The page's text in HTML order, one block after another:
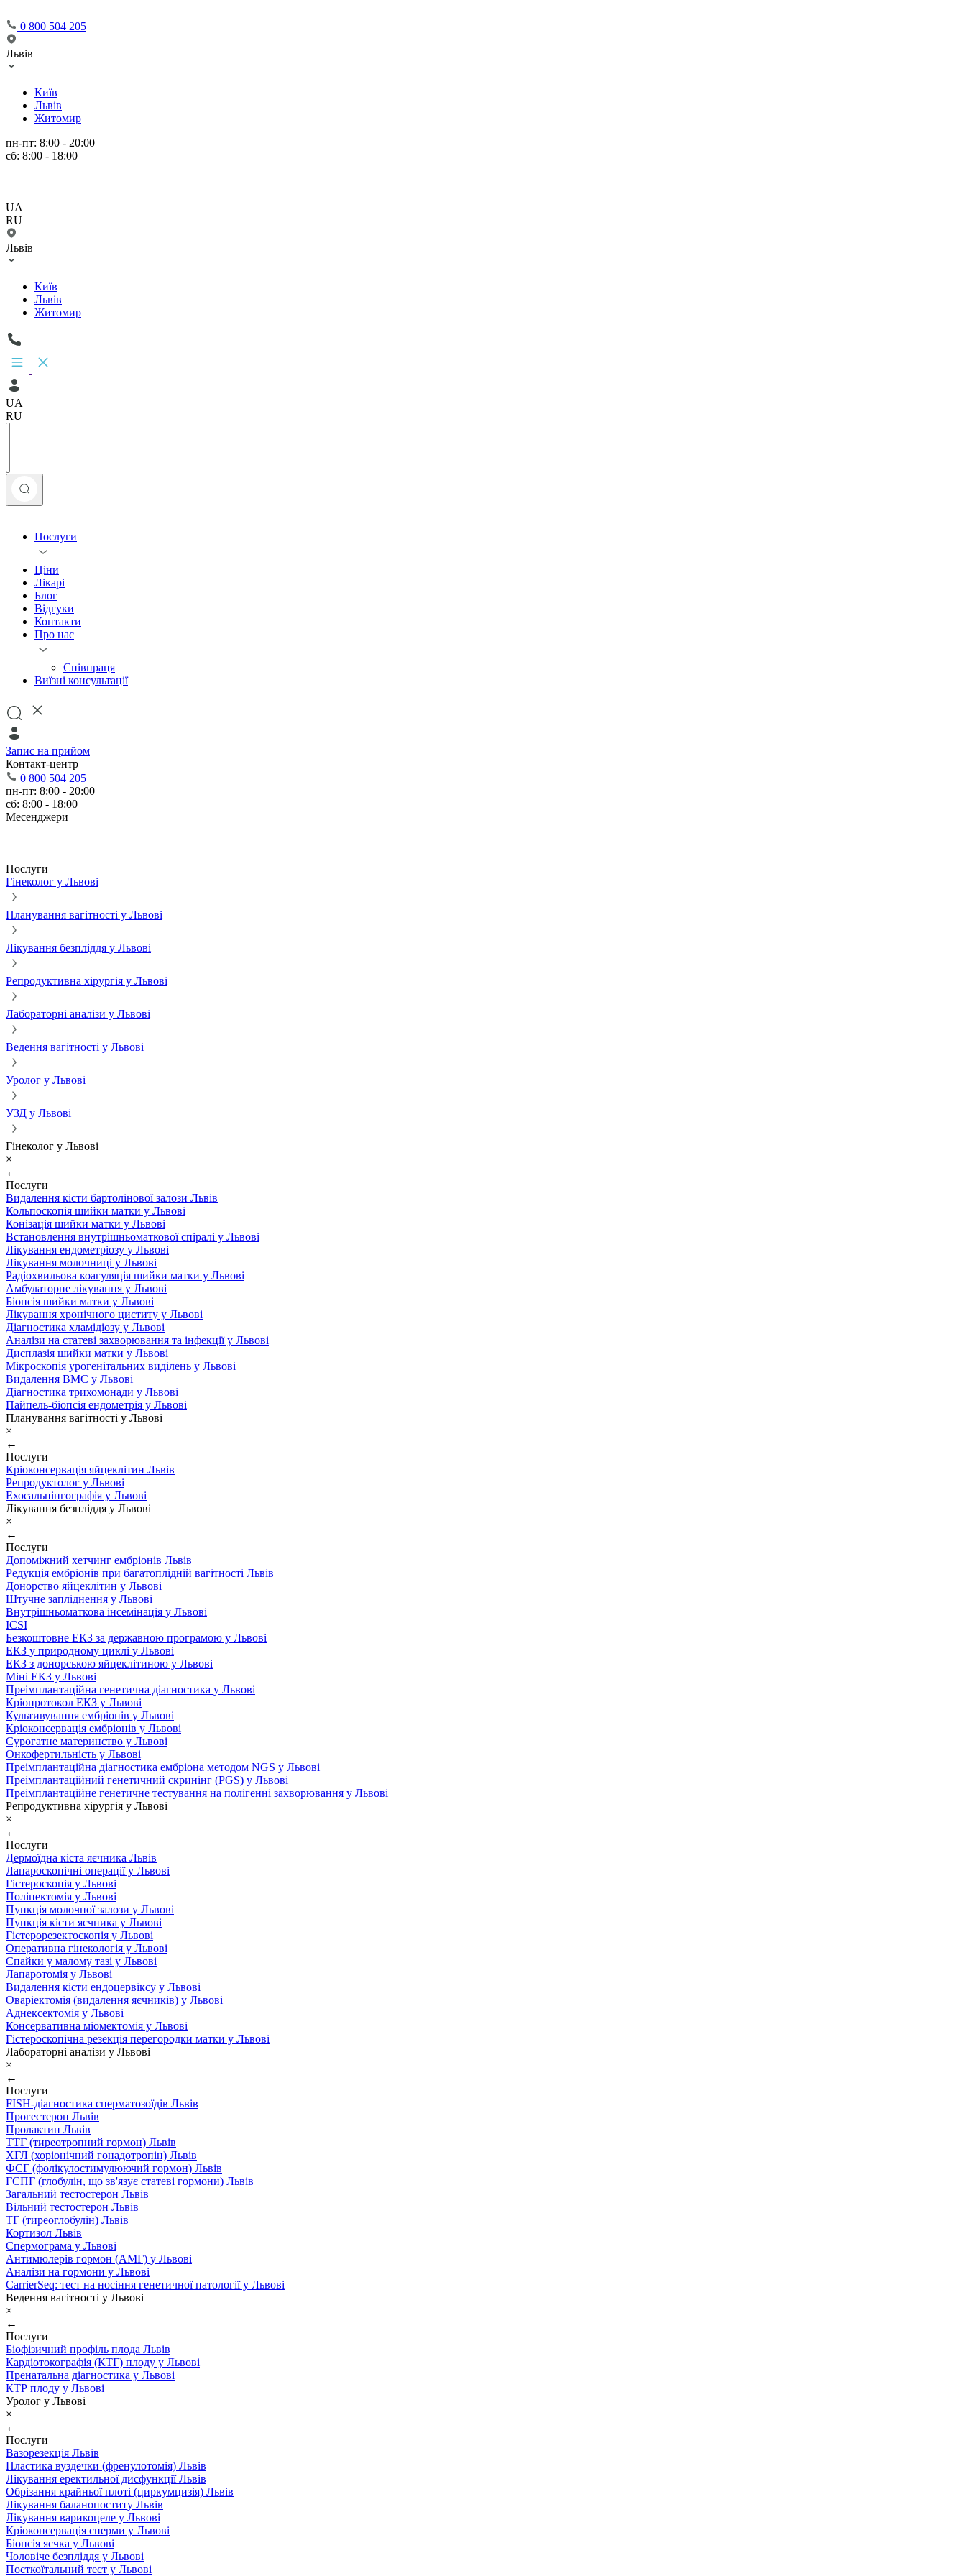
0 800 504 205
Львів
Київ
Львів
Житомир
пн-пт: 8:00 - 20:00
сб: 8:00 - 18:00
UA
RU
Львів
Київ
Львів
Житомир
UA
RU
Послуги
Ціни
Лікарі
Блог
Відгуки
Контакти
Про нас
Співпраця
Виїзні консультації
Запис на прийом
Контакт-центр
0 800 504 205
пн-пт: 8:00 - 20:00
сб: 8:00 - 18:00
Месенджери
Послуги
Гінеколог у Львові
Планування вагітності у Львові
Лікування безпліддя у Львові
Репродуктивна хірургія у Львові
Лабораторні аналізи у Львові
Ведення вагітності у Львові
Уролог у Львові
УЗД у Львові
Гінеколог у Львові
×
←
Послуги
Видалення кісти бартолінової залози Львів
Кольпоскопія шийки матки у Львові
Конізація шийки матки у Львові
Встановлення внутрішньоматкової спіралі у Львові
Лікування ендометріозу у Львові
Лікування молочниці у Львові
Радіохвильова коагуляція шийки матки у Львові
Амбулаторне лікування у Львові
Біопсія шийки матки у Львові
Лікування хронічного циститу у Львові
Діагностика хламідіозу у Львові
Аналізи на статеві захворювання та інфекції у Львові
Дисплазія шийки матки у Львові
Мікроскопія урогенітальних виділень у Львові
Видалення ВМС у Львові
Діагностика трихомонади у Львові
Пайпель-біопсія ендометрія у Львові
Планування вагітності у Львові
×
←
Послуги
Кріоконсервація яйцеклітин Львів
Репродуктолог у Львові
Ехосальпінгографія у Львові
Лікування безпліддя у Львові
×
←
Послуги
Допоміжний хетчинг ембріонів Львів
Редукція ембріонів при багатоплідній вагітності Львів
Донорство яйцеклітин у Львові
Штучне запліднення у Львові
Внутрішньоматкова інсемінація у Львові
ICSI
Безкоштовне ЕКЗ за державною програмою у Львові
ЕКЗ у природному циклі у Львові
ЕКЗ з донорською яйцеклітиною у Львові
Міні ЕКЗ у Львові
Преімплантаційна генетична діагностика у Львові
Кріопротокол ЕКЗ у Львові
Культивування ембріонів у Львові
Кріоконсервація ембріонів у Львові
Сурогатне материнство у Львові
Онкофертильність у Львові
Преімплантаційна діагностика ембріона методом NGS у Львові
Преімплантаційний генетичний скринінг (PGS) у Львові
Преімплантаційне генетичне тестування на полігенні захворювання у Львові
Репродуктивна хірургія у Львові
×
←
Послуги
Дермоїдна кіста яєчника Львів
Лапароскопічні операції у Львові
Гістероскопія у Львові
Поліпектомія у Львові
Пункція молочної залози у Львові
Пункція кісти яєчника у Львові
Гістерорезектоскопія у Львові
Оперативна гінекологія у Львові
Спайки у малому тазі у Львові
Лапаротомія у Львові
Видалення кісти ендоцервіксу у Львові
Оваріектомія (видалення яєчників) у Львові
Аднексектомія у Львові
Консервативна міомектомія у Львові
Гістероскопічна резекція перегородки матки у Львові
Лабораторні аналізи у Львові
×
←
Послуги
FISH-діагностика сперматозоїдів Львів
Прогестерон Львів
Пролактин Львів
ТТГ (тиреотропний гормон) Львів
ХГЛ (хоріонічний гонадотропін) Львів
ФСГ (фолікулостимулюючий гормон) Львів
ГСПГ (глобулін, що зв'язує статеві гормони) Львів
Загальний тестостерон Львів
Вільний тестостерон Львів
ТГ (тиреоглобулін) Львів
Кортизол Львів
Спермограма у Львові
Антимюлерів гормон (АМГ) у Львові
Аналізи на гормони у Львові
CarrierSeq: тест на носіння генетичної патології у Львові
Ведення вагітності у Львові
×
←
Послуги
Біофізичний профіль плода Львів
Кардіотокографія (КТГ) плоду у Львові
Пренатальна діагностика у Львові
КТР плоду у Львові
Уролог у Львові
×
←
Послуги
Вазорезекція Львів
Пластика вуздечки (френулотомія) Львів
Лікування еректильної дисфункції Львів
Обрізання крайньої плоті (циркумцизія) Львів
Лікування баланопоститу Львів
Лікування варикоцеле у Львові
Кріоконсервація сперми у Львові
Біопсія яєчка у Львові
Чоловіче безпліддя у Львові
Посткоїтальний тест у Львові